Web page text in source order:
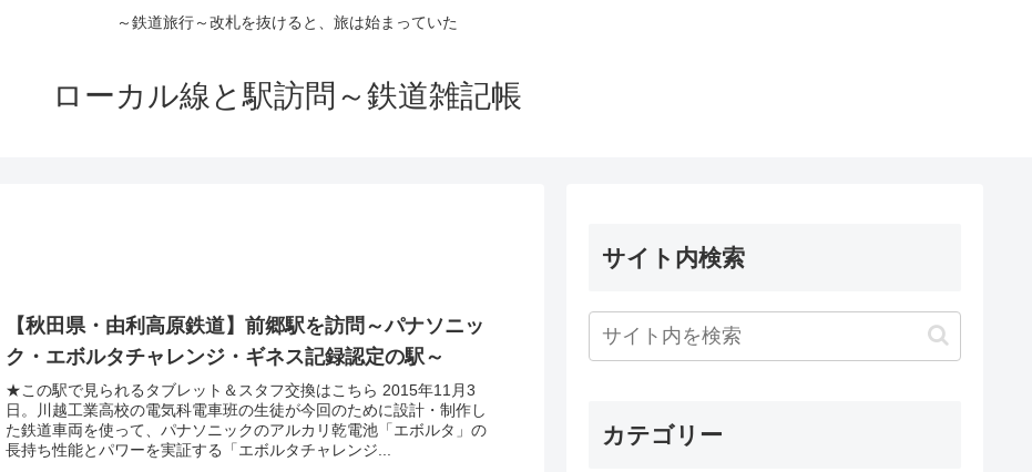
～鉄道旅行～改札を抜けると、旅は始まっていた
ローカル線と駅訪問～鉄道雑記帳
【秋田県・由利高原鉄道】前郷駅を訪問～パナソニッ
ク・エボルタチャレンジ・ギネス記録認定の駅～
★この駅で見られるタブレット＆スタフ交換はこちら 2015年11月3
日。川越工業高校の電気科電車班の生徒が今回のために設計・制作し
た鉄道車両を使って、パナソニックのアルカリ乾電池「エボルタ」の
長持ち性能とパワーを実証する「エボルタチャレンジ...
サイト内検索
カテゴリー